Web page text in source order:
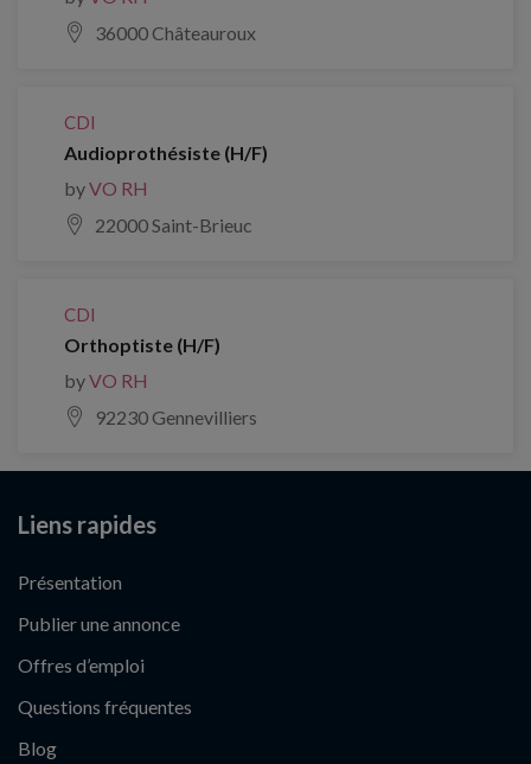
36000 Châteauroux
CDI
Audioprothésiste (H/F)
byVO RH
22000 Saint-Brieuc
CDI
Orthoptiste (H/F)
byVO RH
92230 Gennevilliers
Liens rapides
Présentation
Publier une annonce
Offres d’emploi
Questions fréquentes
Blog